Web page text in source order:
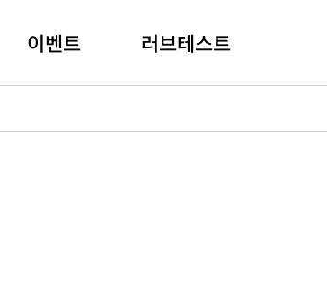
이벤트 러브테스트